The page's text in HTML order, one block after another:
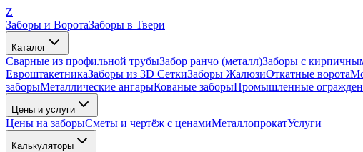
Z
Заборы и ВоротаЗаборы в Твери
Каталог
Сварные из профильной трубыЗабор ранчо (металл)Заборы с
ЕвроштакетникаЗаборы из 3D СеткиЗаборы ЖалюзиОткатные ворота
заборыМеталлические ангарыКованые заборыПромышленные
Цены и услуги
Цены на заборыСметы и чертёж с ценамиМеталлопрокатУслуги
Калькуляторы